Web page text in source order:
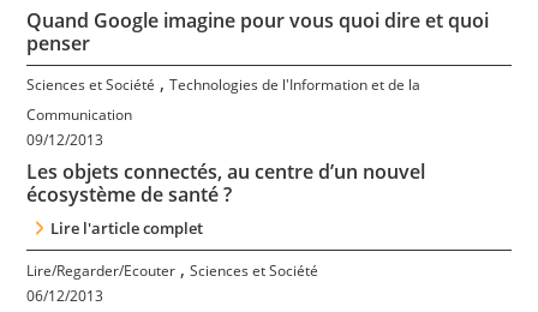
Quand Google imagine pour vous quoi dire et quoi
penser
Sciences et Société ,Technologies de l'Information et de la
Communication
09/12/2013
Les objets connectés, au centre d’un nouvel
écosystème de santé ?
Lire l'article complet
Lire/Regarder/Ecouter ,Sciences et Société
06/12/2013